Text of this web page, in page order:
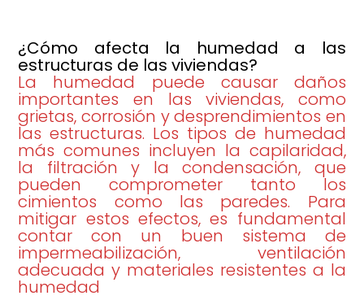
¿Cómo afecta la humedad a las
estructuras de las viviendas?
La humedad puede causar daños
importantes en las viviendas, como
grietas, corrosión y desprendimientos en
las estructuras. Los tipos de humedad
más comunes incluyen la capilaridad,
la filtración y la condensación, que
pueden comprometer tanto los
cimientos como las paredes. Para
mitigar estos efectos, es fundamental
contar con un buen sistema de
impermeabilización, ventilación
adecuada y materiales resistentes a la
humedad